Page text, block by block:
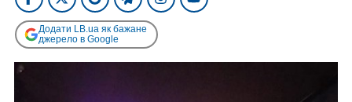
Додати LB.ua як бажане
джерело в Google